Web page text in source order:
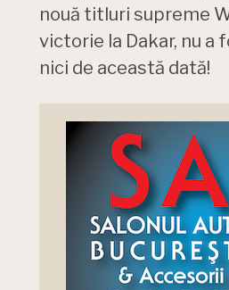
nouă titluri supreme
victorie la Dakar, nu a
nici de această dată!